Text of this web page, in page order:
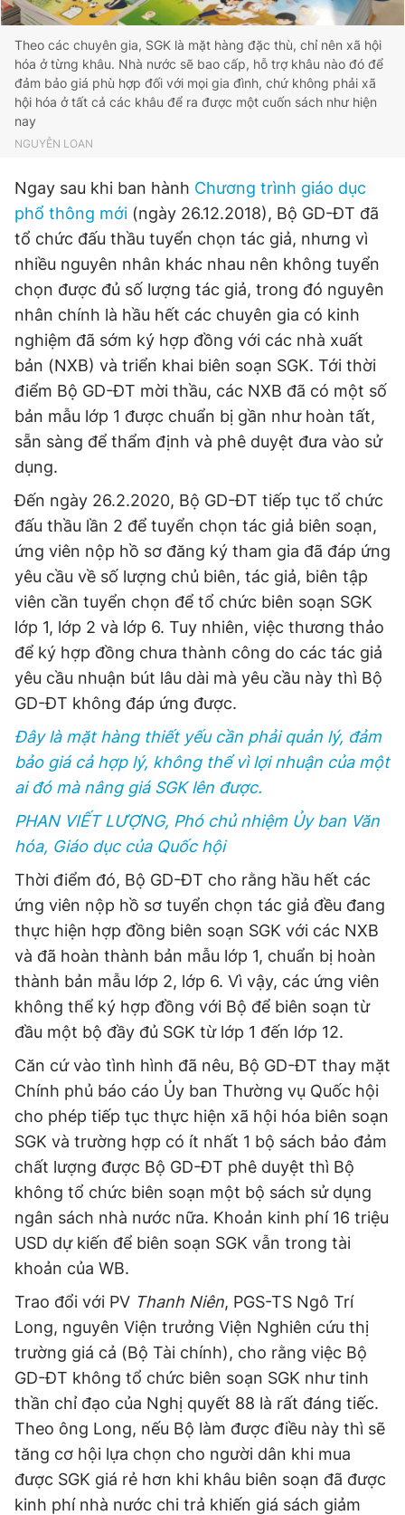
Theo các chuyên gia, SGK là mặt hàng đặc thù, chỉ nên xã hội
hóa ở từng khâu. Nhà nước sẽ bao cấp, hỗ trợ khâu nào đó để
đảm bảo giá phù hợp đối với mọi gia đình, chứ không phải xã
hội hóa ở tất cả các khâu để ra được một cuốn sách như hiện
nay
NGUYỄN LOAN
Ngay sau khi ban hành Chương trình giáo dục
phổ thông mới (ngày 26.12.2018), Bộ GD-ĐT đã
tổ chức đấu thầu tuyển chọn tác giả, nhưng vì
nhiều nguyên nhân khác nhau nên không tuyển
chọn được đủ số lượng tác giả, trong đó nguyên
nhân chính là hầu hết các chuyên gia có kinh
nghiệm đã sớm ký hợp đồng với các nhà xuất
bản (NXB) và triển khai biên soạn SGK. Tới thời
điểm Bộ GD-ĐT mời thầu, các NXB đã có một số
bản mẫu lớp 1 được chuẩn bị gần như hoàn tất,
sẵn sàng để thẩm định và phê duyệt đưa vào sử
dụng.
Đến ngày 26.2.2020, Bộ GD-ĐT tiếp tục tổ chức
đấu thầu lần 2 để tuyển chọn tác giả biên soạn,
ứng viên nộp hồ sơ đăng ký tham gia đã đáp ứng
yêu cầu về số lượng chủ biên, tác giả, biên tập
viên cần tuyển chọn để tổ chức biên soạn SGK
lớp 1, lớp 2 và lớp 6. Tuy nhiên, việc thương thảo
để ký hợp đồng chưa thành công do các tác giả
yêu cầu nhuận bút lâu dài mà yêu cầu này thì Bộ
GD-ĐT không đáp ứng được.
Đây là mặt hàng thiết yếu cần phải quản lý, đảm
bảo giá cả hợp lý, không thể vì lợi nhuận của một
ai đó mà nâng giá SGK lên được.
PHAN VIẾT LƯỢNG, Phó chủ nhiệm Ủy ban Văn
hóa, Giáo dục của Quốc hội
Thời điểm đó, Bộ GD-ĐT cho rằng hầu hết các
ứng viên nộp hồ sơ tuyển chọn tác giả đều đang
thực hiện hợp đồng biên soạn SGK với các NXB
và đã hoàn thành bản mẫu lớp 1, chuẩn bị hoàn
thành bản mẫu lớp 2, lớp 6. Vì vậy, các ứng viên
không thể ký hợp đồng với Bộ để biên soạn từ
đầu một bộ đầy đủ SGK từ lớp 1 đến lớp 12.
Căn cứ vào tình hình đã nêu, Bộ GD-ĐT thay mặt
Chính phủ báo cáo Ủy ban Thường vụ Quốc hội
cho phép tiếp tục thực hiện xã hội hóa biên soạn
SGK và trường hợp có ít nhất 1 bộ sách bảo đảm
chất lượng được Bộ GD-ĐT phê duyệt thì Bộ
không tổ chức biên soạn một bộ sách sử dụng
ngân sách nhà nước nữa. Khoản kinh phí 16 triệu
USD dự kiến để biên soạn SGK vẫn trong tài
khoản của WB.
Trao đổi với PV Thanh Niên, PGS-TS Ngô Trí
Long, nguyên Viện trưởng Viện Nghiên cứu thị
trường giá cả (Bộ Tài chính), cho rằng việc Bộ
GD-ĐT không tổ chức biên soạn SGK như tinh
thần chỉ đạo của Nghị quyết 88 là rất đáng tiếc.
Theo ông Long, nếu Bộ làm được điều này thì sẽ
tăng cơ hội lựa chọn cho người dân khi mua
được SGK giá rẻ hơn khi khâu biên soạn đã được
kinh phí nhà nước chi trả khiến giá sách giảm